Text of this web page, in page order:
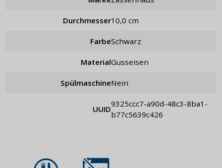
Durchmesser 10,0 cm
Farbe schwarz
Material Gusseisen
Spülmaschine Nein
UUID
9325ccc7-a90d-48c3-8ba1-
b77c5639c426